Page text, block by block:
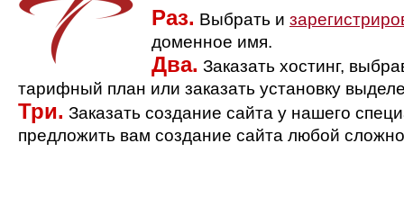
Раз. Выбрать и
доменное имя.
Два. Заказать хостинг,
тарифный план или заказать установку
Три. Заказать создание сайта у нашего
предложить вам создание сайта любой